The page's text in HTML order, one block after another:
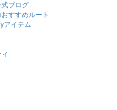
ブログ
すすめルート
アイテム